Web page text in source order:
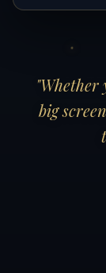
"Whether
big